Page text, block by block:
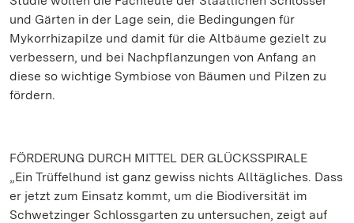
und Gärten in der Lage sein, die Bedingungen für
Mykorrhizapilze und damit für die Altbäume gezielt zu
verbessern, und bei Nachpflanzungen von Anfang an
diese so wichtige Symbiose von Bäumen und Pilzen zu
fördern.
FÖRDERUNG DURCH MITTEL DER GLÜCKSSPIRALE
„Ein Trüffelhund ist ganz gewiss nichts Alltägliches. Dass
er jetzt zum Einsatz kommt, um die Biodiversität im
Schwetzinger Schlossgarten zu untersuchen, zeigt auf